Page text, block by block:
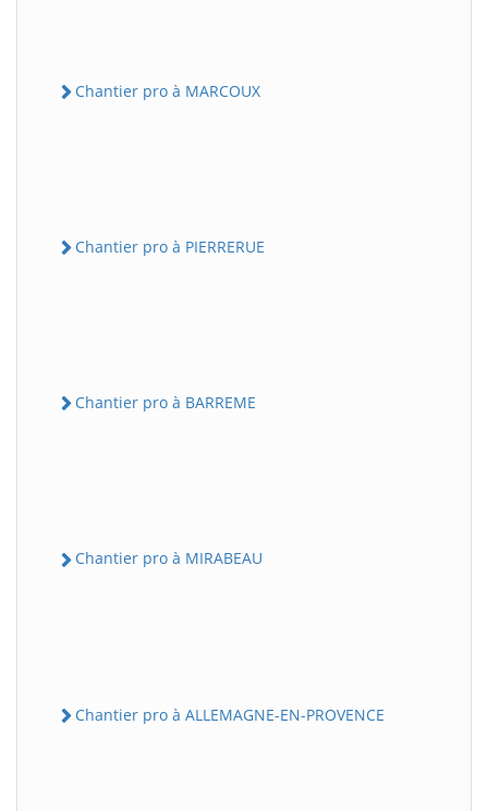
Chantier pro à MARCOUX
Chantier pro à PIERRERUE
Chantier pro à BARREME
Chantier pro à MIRABEAU
Chantier pro à ALLEMAGNE-EN-PROVENCE